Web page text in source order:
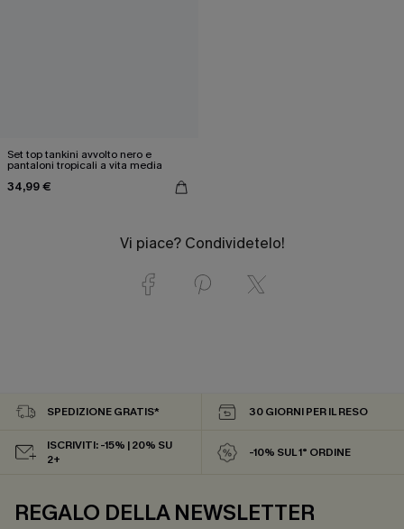
Set top tankini avvolto nero e
pantaloni tropicali a vita media
34,99 €
Vi piace? Condividetelo!
SPEDIZIONE GRATIS* 30 GIORNI PER IL RESO
ISCRIVITI: -15% | 20% SU
2+
-10% SUL 1° ORDINE
REGALO DELLA NEWSLETTER